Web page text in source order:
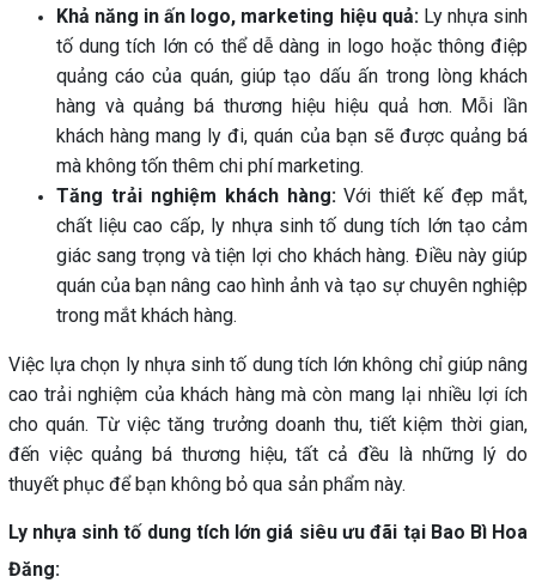
Khả năng in ấn logo, marketing hiệu quả:Ly nhựa sinh
tố dung tích lớn có thể dễ dàng in logo hoặc thông điệp
quảng cáo của quán, giúp tạo dấu ấn trong lòng khách
hàng và quảng bá thương hiệu hiệu quả hơn. Mỗi lần
khách hàng mang ly đi, quán của bạn sẽ được quảng bá
mà không tốn thêm chi phí marketing.
Tăng trải nghiệm khách hàng:Với thiết kế đẹp mắt,
chất liệu cao cấp, ly nhựa sinh tố dung tích lớn tạo cảm
giác sang trọng và tiện lợi cho khách hàng. Điều này giúp
quán của bạn nâng cao hình ảnh và tạo sự chuyên nghiệp
trong mắt khách hàng.
Việc lựa chọn ly nhựa sinh tố dung tích lớn không chỉ giúp nâng
cao trải nghiệm của khách hàng mà còn mang lại nhiều lợi ích
cho quán. Từ việc tăng trưởng doanh thu, tiết kiệm thời gian,
đến việc quảng bá thương hiệu, tất cả đều là những lý do
thuyết phục để bạn không bỏ qua sản phẩm này.
Ly nhựa sinh tố dung tích lớn giá siêu ưu đãi tại Bao Bì Hoa
Đăng: